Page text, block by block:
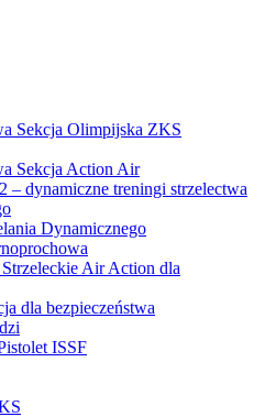
Sekcja Olimpijska ZKS
Sekcja Action Air
– dynamiczne treningi strzelectwa
Dynamicznego
Air Action dla
dla bezpieczeństwa
ISSF